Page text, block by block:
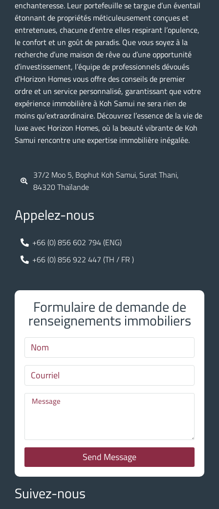
enchanteresse. Leur portefeuille se targue d’un éventail
étonnant de propriétés méticuleusement conçues et
entretenues, chacune d’entre elles respirant l’opulence,
le confort et un goût de paradis. Que vous soyez à la
recherche d’une maison de rêve ou d’une opportunité
d’investissement, l’équipe de professionnels dévoués
d’Horizon Homes vous offre des conseils de premier
ordre et un service personnalisé, garantissant que votre
expérience immobilière à Koh Samui ne sera rien de
moins qu’extraordinaire. Découvrez l’essence de la vie de
luxe avec Horizon Homes, où la beauté vibrante de Koh
Samui rencontre une expertise immobilière inégalée.
37/2 Moo 5, Bophut Koh Samui, Surat Thani,
84320 Thaïlande
Appelez-nous
+66 (0) 856 602 794 (ENG)
+66 (0) 856 922 447 (TH / FR )
Formulaire de demande de
renseignements immobiliers
Send Message
Suivez-nous